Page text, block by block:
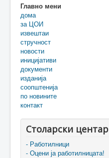
Главно мени
дома
за ЦОИ
извештаи
стручност
новости
иницијативи
документи
изданија
соопштенија
по новините
контакт
Столарски центар
- Работилници
- Оцени ја работилницата!